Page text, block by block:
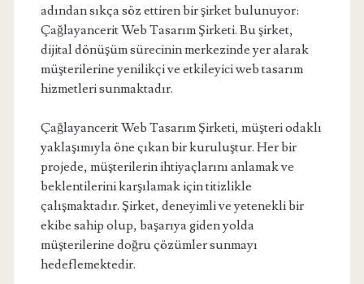
adından sıkça söz ettiren bir şirket bulunuyor:
Çağlayancerit Web Tasarım Şirketi. Bu şirket,
dijital dönüşüm sürecinin merkezinde yer alarak
müşterilerine yenilikçi ve etkileyici web tasarım
hizmetleri sunmaktadır.
Çağlayancerit Web Tasarım Şirketi, müşteri odaklı
yaklaşımıyla öne çıkan bir kuruluştur. Her bir
projede, müşterilerin ihtiyaçlarını anlamak ve
beklentilerini karşılamak için titizlikle
çalışmaktadır. Şirket, deneyimli ve yetenekli bir
ekibe sahip olup, başarıya giden yolda
müşterilerine doğru çözümler sunmayı
hedeflemektedir.